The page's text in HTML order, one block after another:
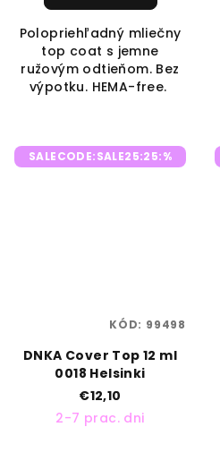
Polopriehľadný mliečny
top coat s jemne
ružovým odtieňom. Bez
výpotku. HEMA-free.
SALECODE:SALE25:25:%
DNKA Cover Top 12 ml
0018 Helsinki
€12,10
2-7 prac. dni
KÓD: 99498